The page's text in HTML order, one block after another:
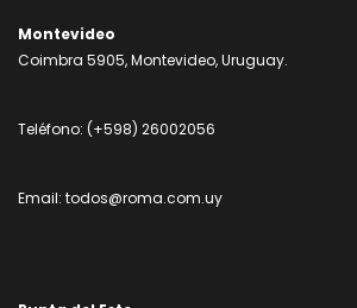
Montevideo
Coimbra 5905, Montevideo, Uruguay.
Teléfono: (+598) 26002056
Email: todos@roma.com.uy